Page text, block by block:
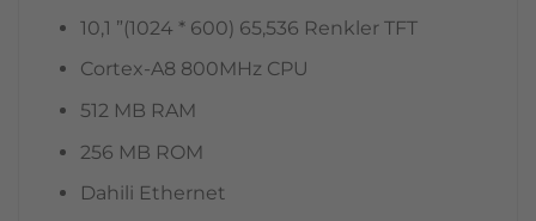
10,1 ”(1024 * 600) 65,536 Renkler TFT
Cortex-A8 800MHz CPU
512 MB RAM
256 MB ROM
Dahili Ethernet